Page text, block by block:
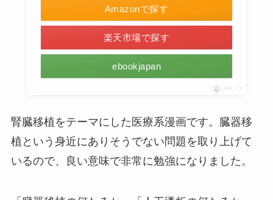
Amazonで探す
楽天市場で探す
ebookjapan
ポチップ
腎臓移植をテーマにした医療系漫画です。臓器移
植という身近にありそうでない問題を取り上げて
いるので、良い意味で非常に勉強になりました。